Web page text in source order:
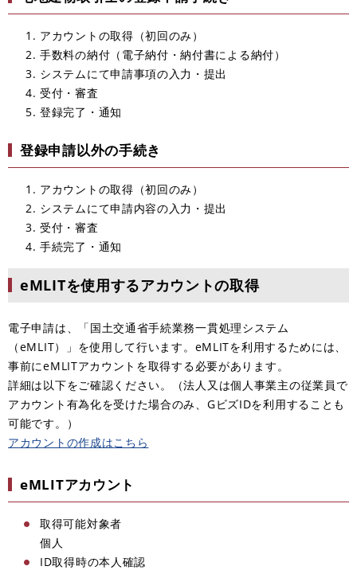
アカウントの取得（初回のみ）
手数料の納付（電子納付・納付書による納付）
システムにて申請事項の入力・提出
受付・審査
登録完了・通知
登録申請以外の手続き
アカウントの取得（初回のみ）
システムにて申請内容の入力・提出
受付・審査
手続完了・通知
eMLITを使用するアカウントの取得
電子申請は、「国土交通省手続業務一貫処理システム
（eMLIT）」を使用して行います。eMLITを利用するためには、
事前にeMLITアカウントを取得する必要があります。
詳細は以下をご確認ください。（法人又は個人事業主の従業員で
アカウント有為化を受けた場合のみ、GビズIDを利用することも
可能です。）
アカウントの作成はこちら
eMLITアカウント
取得可能対象者
個人
ID取得時の本人確認